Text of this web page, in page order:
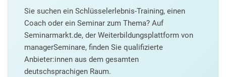
Sie suchen ein Schlüsselerlebnis-Training, einen
Coach oder ein Seminar zum Thema? Auf
Seminarmarkt.de, der Weiterbildungsplattform von
managerSeminare, finden Sie qualifizierte
Anbieter:innen aus dem gesamten
deutschsprachigen Raum.